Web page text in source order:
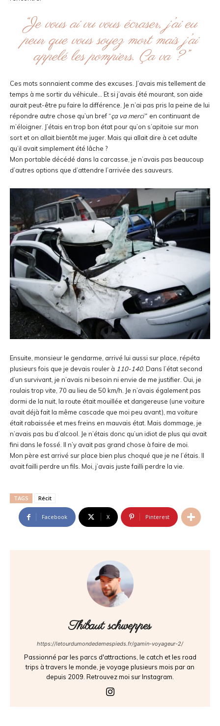
“Je vous ai vu vous écraser, j’ai eu
peur que vous soyez mort mais j’ai
appelé les pompiers. Ça va ?”
Ces mots sonnaient comme des excuses. J’avais mis tellement de
temps à me sortir du véhicule… Et si j’avais été mourant, son aide
aurait peut-être pu faire la différence. Je n’ai pas pris la peine de lui
répondre autre chose qu’un bref “ça va merci” en continuant de
m’éloigner. J’étais en trop bon état pour qu’on s’apitoie sur mon
sort et on allait bientôt me juger. Mais qui allait dire à cet adulte
qu’il avait simplement été lâche ?
Mon portable décédé dans la carcasse, je n’avais pas beaucoup
d’autres options que d’attendre l’arrivée des sauveurs.
Ensuite, monsieur le gendarme, arrivé lui aussi sur place, répéta
plusieurs fois que je devais rouler à 110-140. Dans l’état second
d’un survivant, je n’avais ni besoin ni envie de me justifier. Oui, je
roulais trop vite, 70 au lieu de 50 km/h. Je n’avais également pas
dormi de la nuit, la route était mouillée et dangereuse (une voiture
avait déjà fait la même cascade que moi peu avant), ma voiture
était rabaissée et mes freins en mauvais état. Mais dommage, je
n’avais pas bu d’alcool. Je n’étais donc qu’un idiot de plus qui avait
fini dans le fossé. Il n’y avait pas grand chose à faire de moi.
Mon père est arrivé sur place bien plus choqué que je ne l’étais. Il
avait failli perdre un fils. Moi, j’avais juste failli perdre la vie.
TAGS Récit
Facebook X Pinterest
Thibaut schweppes
https://letourdumondedemespieds.fr/gamin-voyageur-2/
Passionné par les parcs d'attractions, le catch et les road
trips à travers le monde, je voyage plusieurs mois par an
depuis 2009. Retrouvez moi sur Instagram.